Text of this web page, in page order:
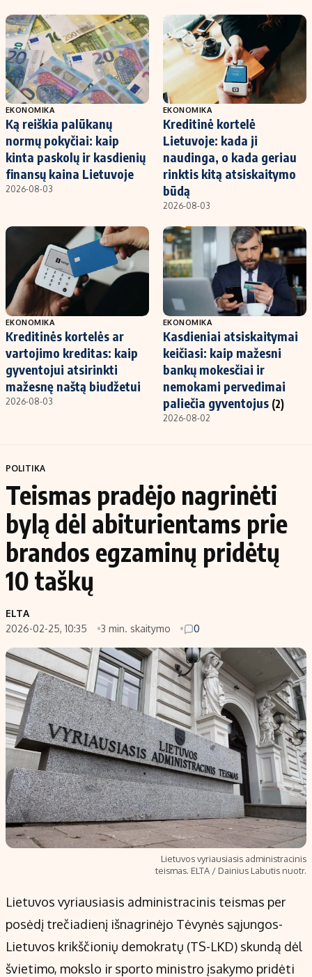
EKONOMIKA
Ką reiškia palūkanų
normų pokyčiai: kaip
kinta paskolų ir kasdienių
finansų kaina Lietuvoje
2026-08-03
EKONOMIKA
Kreditinė kortelė
Lietuvoje: kada ji
naudinga, o kada geriau
rinktis kitą atsiskaitymo
būdą
2026-08-03
EKONOMIKA
Kreditinės kortelės ar
vartojimo kreditas: kaip
gyventojui atsirinkti
mažesnę naštą biudžetui
2026-08-03
EKONOMIKA
Kasdieniai atsiskaitymai
keičiasi: kaip mažesni
bankų mokesčiai ir
nemokami pervedimai
paliečia gyventojus (2)
2026-08-02
POLITIKA
Teismas pradėjo nagrinėti
bylą dėl abiturientams prie
brandos egzaminų pridėtų
10 taškų
ELTA
2026-02-25, 10:35
3 min. skaitymo 0
Lietuvos vyriausiasis administracinis
teismas. ELTA / Dainius Labutis nuotr.
Lietuvos vyriausiasis administracinis teismas per
posėdį trečiadienį išnagrinėjo Tėvynės sąjungos-
Lietuvos krikščionių demokratų (TS-LKD) skundą dėl
švietimo, mokslo ir sporto ministro įsakymo pridėti